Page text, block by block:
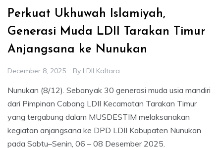
Perkuat Ukhuwah Islamiyah,
Generasi Muda LDII Tarakan Timur
Anjangsana ke Nunukan
December 8, 2025 By LDII Kaltara
Nunukan (8/12). Sebanyak 30 generasi muda usia mandiri
dari Pimpinan Cabang LDII Kecamatan Tarakan Timur
yang tergabung dalam MUSDESTIM melaksanakan
kegiatan anjangsana ke DPD LDII Kabupaten Nunukan
pada Sabtu–Senin, 06 – 08 Desember 2025.